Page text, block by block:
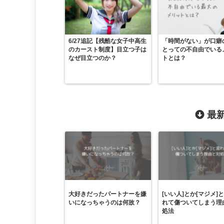
6/27追記【残酷な女子中高生
のカースト制度】目立つ子は
なぜ目立つのか？
「時間がない」が口
とっての不自由でいる
トとは？
最
大好きだったパートナーを嫌
いになっちゃうのは何故？
[いい人]とか[マジメ]
れて傷ついてしまう理
処法